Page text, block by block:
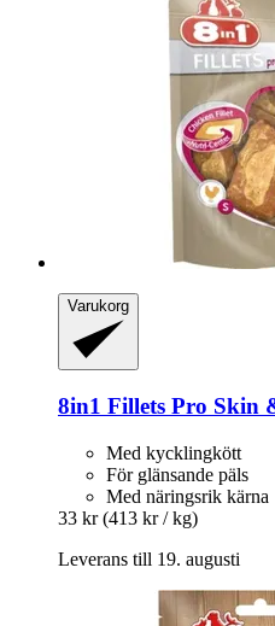
Varukorg
8in1 Fillets Pro Skin
Med kycklingkött
För glänsande päls
Med näringsrik kärna
33 kr (413 kr / kg)
Leverans till 19. augusti